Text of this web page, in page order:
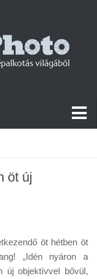
öt új
öt hétben öt
„Idén nyáron a
új objektívvel bővül,